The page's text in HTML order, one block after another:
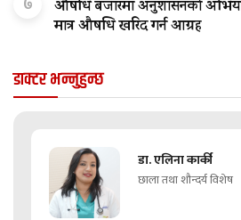
औषधि बजारमा अनुशासनको
मात्र औषधि खरिद गर्न आग्रह
डाक्टर भन्नुहुन्छ
डा. एलिना कार्की
छाला तथा शौन्दर्य विशेष